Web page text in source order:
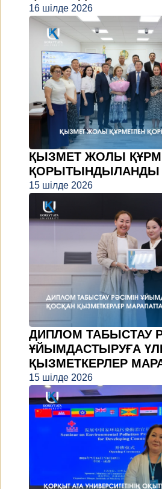
16 шілде 2026
ҚЫЗМЕТ ЖОЛЫ
ҚОРЫТЫНДЫЛАНДЫ
15 шілде 2026
ДИПЛОМ ТАБЫСТАУ
ҰЙЫМДАСТЫРУҒА
ҚЫЗМЕТКЕРЛЕР
15 шілде 2026